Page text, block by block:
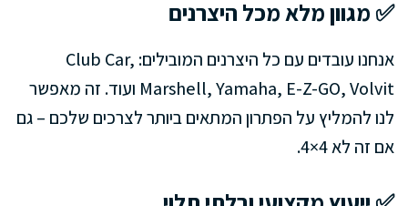
✅ מגוון מלא מכל היצרנים
אנחנו עובדים עם כל היצרנים המובילים: Club Car,
Marshell, Yamaha, E-Z-GO, Volvit ועוד. זה מאפשר
לנו להמליץ על הפתרון המתאים ביותר לצרכים שלכם – גם
אם זה לא 4×4.